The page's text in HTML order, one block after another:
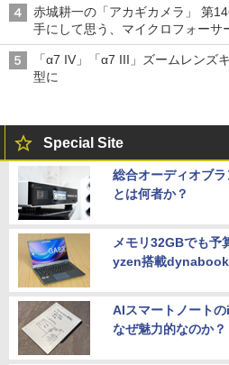
赤城耕一の「アカギカメラ」 第
手にして思う、マイクロフォー
「α7 IV」「α7 III」ズームレン
型に
Special Site
総合オーディオブ
とは何者か？
メモリ32GBでも予
yzen搭載dynabook
AIスマートノート
なぜ魅力的なのか？